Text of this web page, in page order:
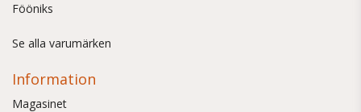
Fööniks
Se alla varumärken
Information
Magasinet